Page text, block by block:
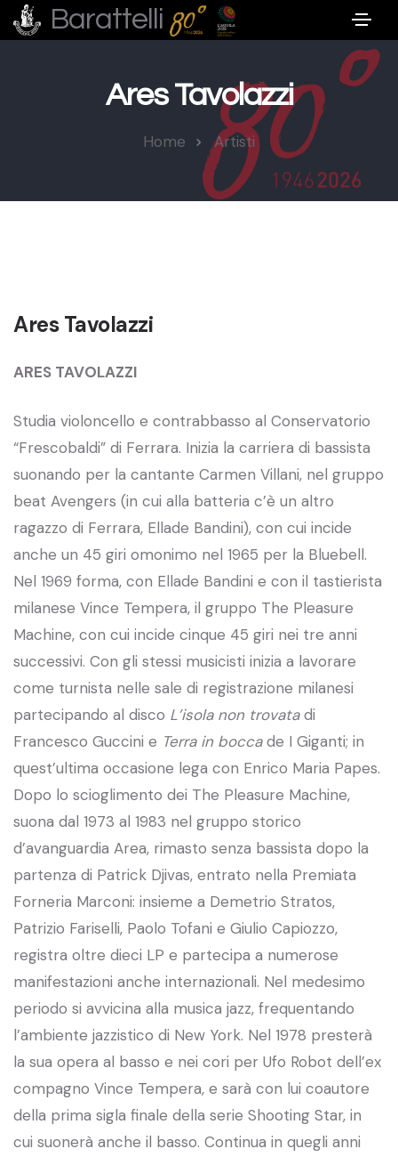
Barattelli
Ares Tavolazzi
Home Artisti
Ares Tavolazzi
ARES TAVOLAZZI
Studia violoncello e contrabbasso al Conservatorio
“Frescobaldi” di Ferrara. Inizia la carriera di bassista
suonando per la cantante Carmen Villani, nel gruppo
beat Avengers (in cui alla batteria c’è un altro
ragazzo di Ferrara, Ellade Bandini), con cui incide
anche un 45 giri omonimo nel 1965 per la Bluebell.
Nel 1969 forma, con Ellade Bandini e con il tastierista
milanese Vince Tempera, il gruppo The Pleasure
Machine, con cui incide cinque 45 giri nei tre anni
successivi. Con gli stessi musicisti inizia a lavorare
come turnista nelle sale di registrazione milanesi
partecipando al disco L’isola non trovatadi
Francesco Guccini e Terra in boccade I Giganti; in
quest’ultima occasione lega con Enrico Maria Papes.
Dopo lo scioglimento dei The Pleasure Machine,
suona dal 1973 al 1983 nel gruppo storico
d’avanguardia Area, rimasto senza bassista dopo la
partenza di Patrick Djivas, entrato nella Premiata
Forneria Marconi: insieme a Demetrio Stratos,
Patrizio Fariselli, Paolo Tofani e Giulio Capiozzo,
registra oltre dieci LP e partecipa a numerose
manifestazioni anche internazionali. Nel medesimo
periodo si avvicina alla musica jazz, frequentando
l’ambiente jazzistico di New York. Nel 1978 presterà
la sua opera al basso e nei cori per Ufo Robot dell’ex
compagno Vince Tempera, e sarà con lui coautore
della prima sigla finale della serie Shooting Star, in
cui suonerà anche il basso. Continua in quegli anni